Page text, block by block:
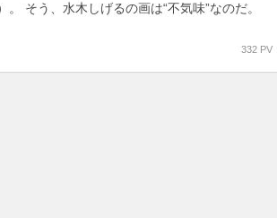
そう、水木しげるの画は“不気味”なのだ。
332 PV